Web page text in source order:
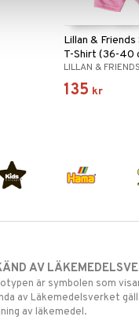
Lillan &
T-Shirt (36-40
LILLAN & FRIENDS
135 kr
AV
är symbolen som
av Läkemedelsverket
av läkemedel.